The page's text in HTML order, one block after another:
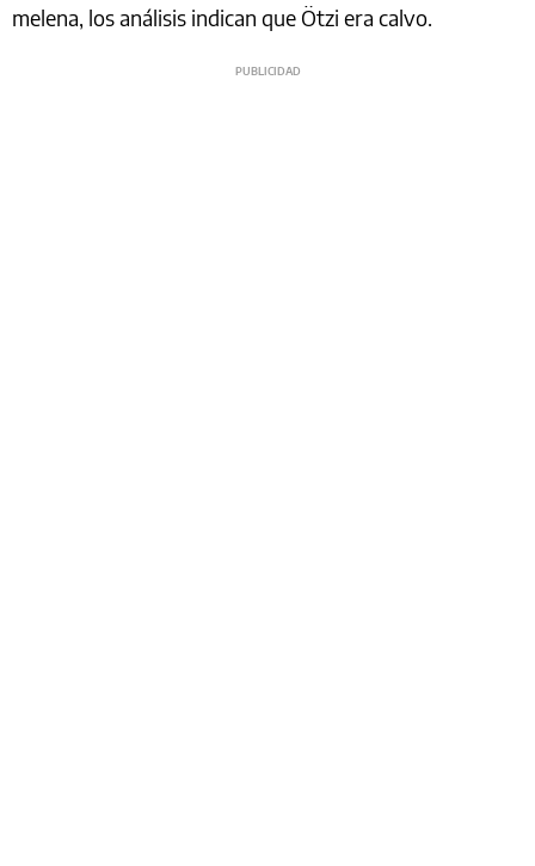
melena, los análisis indican que Ötzi era calvo.